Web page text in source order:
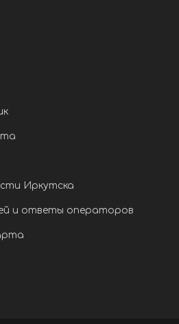
Иркутска
и ответы операторов